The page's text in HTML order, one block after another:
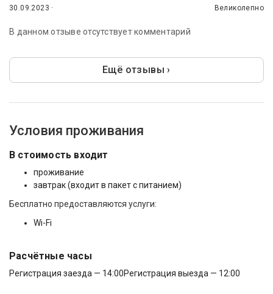
30.09.2023 ·
Великолепно
В данном отзыве отсутствует комментарий
Ещё отзывы ›
Условия проживания
В стоимость входит
проживание
завтрак (входит в пакет с питанием)
Бесплатно предоставляются услуги:
Wi-Fi
Расчётные часы
Регистрация заезда — 14:00Регистрация выезда — 12:00